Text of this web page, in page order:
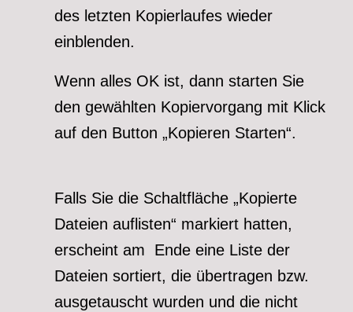
des letzten Kopierlaufes wieder
einblenden.
Wenn alles OK ist, dann starten Sie
den gewählten Kopiervorgang mit Klick
auf den Button „Kopieren Starten“.
Falls Sie die Schaltfläche „Kopierte
Dateien auflisten“ markiert hatten,
erscheint am Ende eine Liste der
Dateien sortiert, die übertragen bzw.
ausgetauscht wurden und die nicht